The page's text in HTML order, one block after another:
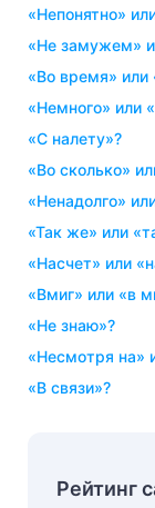
«непонятно»
«не
«во время»
«немного» или
«с налету»?
«во сколько»
«ненадолго»
«так же» или
«насчет» или
«вмиг» или «в
«не знаю»?
«несмотря
«в связи»?
Рейтинг